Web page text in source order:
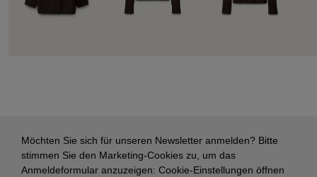
Möchten Sie sich für unseren Newsletter anmelden? Bitte
stimmen Sie den Marketing-Cookies zu, um das
Anmeldeformular anzuzeigen: Cookie-Einstellungen öffnen